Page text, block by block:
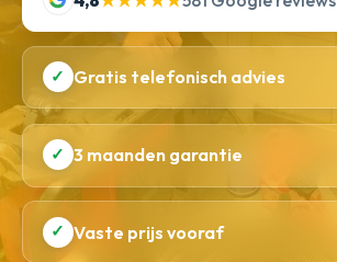
✓ Gratis telefonisch advies
✓ 3 maanden garantie
✓ Vaste prijs vooraf